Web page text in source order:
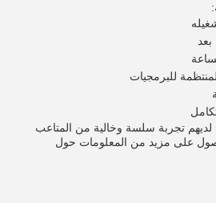
للبرمجيات
لديهم تجربة سلسة وخالية من المتاعب
على مزيد من المعلومات حول